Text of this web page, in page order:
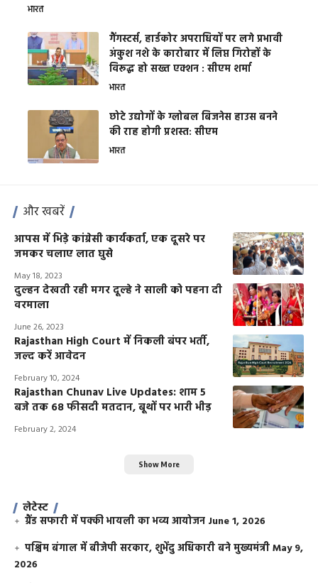
भारत
गैंगस्टर्स, हार्डकोर अपराधियों पर लगे प्रभावी
अंकुश नशे के कारोबार में लिप्त गिरोहों के
विरूद्ध हो सख्त एक्शन : सीएम शर्मा
भारत
छोटे उद्योगों के ग्लोबल बिजनेस हाउस बनने
की राह होगी प्रशस्त: सीएम
भारत
और खबरें
आपस में भिड़े कांग्रेसी कार्यकर्ता, एक दूसरे पर
जमकर चलाए लात घुसे
May 18, 2023
दुल्हन देखती रही मगर दूल्हे ने साली को पहना दी
वरमाला
June 26, 2023
Rajasthan High Court में निकली बंपर भर्ती,
जल्द करें आवेदन
February 10, 2024
Rajasthan Chunav Live Updates: शाम 5
बजे तक 68 फीसदी मतदान, बूथों पर भारी भीड़
February 2, 2024
Show More
लेटेस्ट
ग्रैंड सफारी में पक्की भायली का भव्य आयोजन June 1, 2026
पश्चिम बंगाल में बीजेपी सरकार, शुभेंदु अधिकारी बने मुख्यमंत्रीMay 9,
2026